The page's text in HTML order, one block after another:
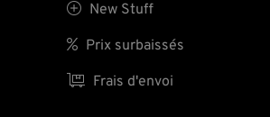
 New Stuff
 Prix surbaissés
 Frais d'envoi